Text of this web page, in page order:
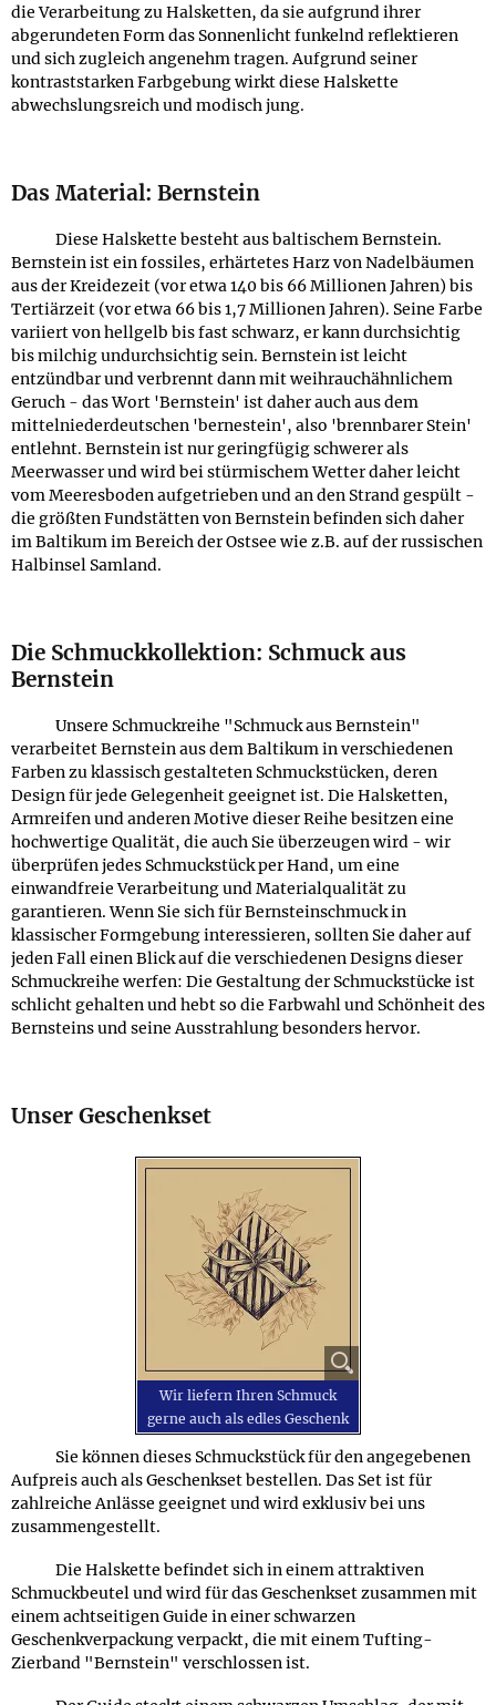
die Verarbeitung zu Halsketten, da sie aufgrund ihrer
abgerundeten Form das Sonnenlicht funkelnd reflektieren
und sich zugleich angenehm tragen. Aufgrund seiner
kontraststarken Farbgebung wirkt diese Halskette
abwechslungsreich und modisch jung.
Das Material: Bernstein
Diese Halskette besteht aus baltischem Bernstein.
Bernstein ist ein fossiles, erhärtetes Harz von Nadelbäumen
aus der Kreidezeit (vor etwa 140 bis 66 Millionen Jahren) bis
Tertiärzeit (vor etwa 66 bis 1,7 Millionen Jahren). Seine Farbe
variiert von hellgelb bis fast schwarz, er kann durchsichtig
bis milchig undurchsichtig sein. Bernstein ist leicht
entzündbar und verbrennt dann mit weihrauchähnlichem
Geruch - das Wort 'Bernstein' ist daher auch aus dem
mittelniederdeutschen 'bernestein', also 'brennbarer Stein'
entlehnt. Bernstein ist nur geringfügig schwerer als
Meerwasser und wird bei stürmischem Wetter daher leicht
vom Meeresboden aufgetrieben und an den Strand gespült -
die größten Fundstätten von Bernstein befinden sich daher
im Baltikum im Bereich der Ostsee wie z.B. auf der russischen
Halbinsel Samland.
Die Schmuckkollektion: Schmuck aus
Bernstein
Unsere Schmuckreihe "Schmuck aus Bernstein"
verarbeitet Bernstein aus dem Baltikum in verschiedenen
Farben zu klassisch gestalteten Schmuckstücken, deren
Design für jede Gelegenheit geeignet ist. Die Halsketten,
Armreifen und anderen Motive dieser Reihe besitzen eine
hochwertige Qualität, die auch Sie überzeugen wird - wir
überprüfen jedes Schmuckstück per Hand, um eine
einwandfreie Verarbeitung und Materialqualität zu
garantieren. Wenn Sie sich für Bernsteinschmuck in
klassischer Formgebung interessieren, sollten Sie daher auf
jeden Fall einen Blick auf die verschiedenen Designs dieser
Schmuckreihe werfen: Die Gestaltung der Schmuckstücke ist
schlicht gehalten und hebt so die Farbwahl und Schönheit des
Bernsteins und seine Ausstrahlung besonders hervor.
Unser Geschenkset
Wir liefern Ihren Schmuck
gerne auch als edles Geschenk
Sie können dieses Schmuckstück für den angegebenen
Aufpreis auch als Geschenkset bestellen. Das Set ist für
zahlreiche Anlässe geeignet und wird exklusiv bei uns
zusammengestellt.
Die Halskette befindet sich in einem attraktiven
Schmuckbeutel und wird für das Geschenkset zusammen mit
einem achtseitigen Guide in einer schwarzen
Geschenkverpackung verpackt, die mit einem Tufting-
Zierband "Bernstein" verschlossen ist.